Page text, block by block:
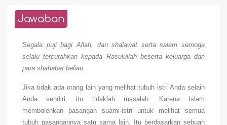
Jawaban
Segala puji bagi Allah, dan shalawat serta salam semoga
selalu tercurahkan kepada Rasulullah beserta keluarga dan
para shahabat beliau.
Jika tidak ada orang lain yang melihat tubuh istri Anda selain
Anda sendiri, itu tidaklah masalah. Karena Islam
membolehkan pasangan suami-istri untuk melihat semua
tubuh pasangannya satu sama lain. Itu berdasarkan sebuah